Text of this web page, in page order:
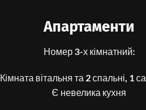
Апартаменти
Номер 3-х кімнатний:
Кімната вітальня та 2 спальні, 1
Є невелика кухня